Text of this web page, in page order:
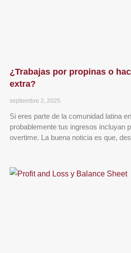
¿Trabajas por propinas o
extra?
septiembre 2, 2025
Si eres parte de la comunidad latina
probablemente tus ingresos incluyan
overtime. La buena noticia es que,